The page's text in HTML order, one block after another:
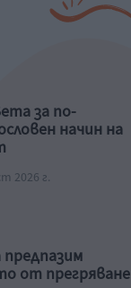
за по-
начин на
2026 г.
предпазим
от прегряване